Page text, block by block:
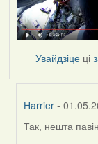
Увайдзіце ці
Harrier -
In
Так, нешта